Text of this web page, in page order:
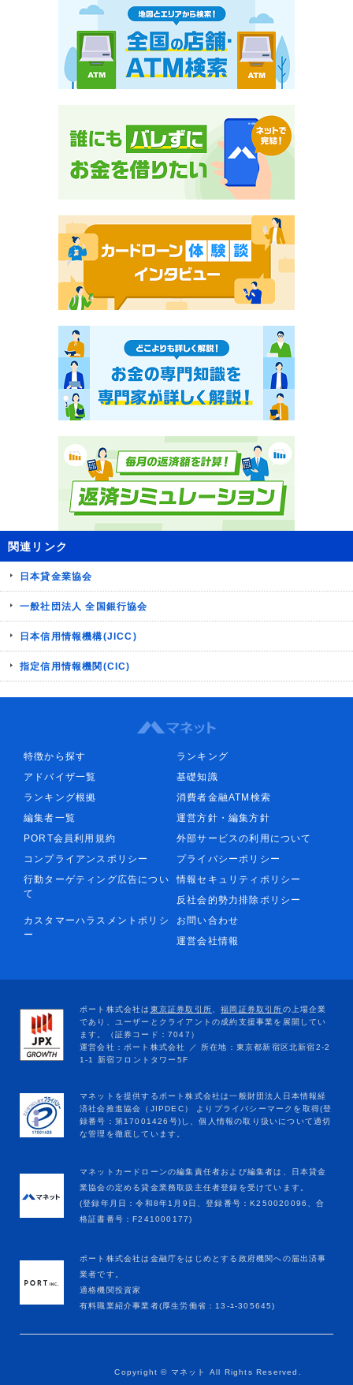
関連リンク
日本貸金業協会
一般社団法人 全国銀行協会
日本信用情報機構(JICC)
指定信用情報機関(CIC)
特徴から探す
ランキング
アドバイザ一覧
基礎知識
ランキング根拠
消費者金融ATM検索
編集者一覧
運営方針・編集方針
PORT会員利用規約
外部サービスの利用について
コンプライアンスポリシー
プライバシーポリシー
行動ターゲティング広告につい
て
情報セキュリティポリシー
反社会的勢力排除ポリシー
カスタマーハラスメントポリシ
ー
お問い合わせ
運営会社情報
マネットカードローンの編集責任者および編集者は、日本貸金
業協会の定める貸金業務取扱主任者登録を受けています。
(登録年月日：令和8年1月9日、登録番号：K250020096、合
格証書番号：F241000177)
ポート株式会社は金融庁をはじめとする政府機関への届出済事
業者です。
適格機関投資家
有料職業紹介事業者(厚生労働省：13-ﾕ-305645)